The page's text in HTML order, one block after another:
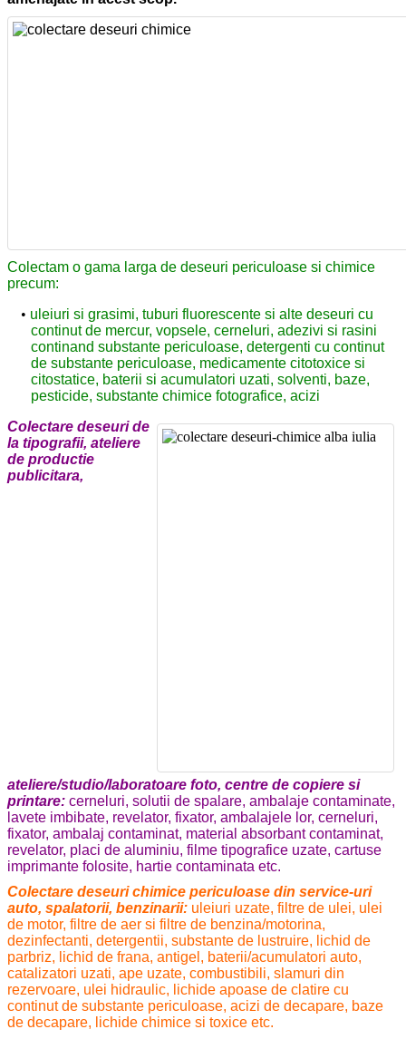
Colectam o gama larga de deseuri periculoase si chimice
precum:
uleiuri si grasimi, tuburi fluorescente si alte deseuri cu
continut de mercur, vopsele, cerneluri, adezivi si rasini
continand substante periculoase, detergenti cu continut
de substante periculoase, medicamente citotoxice si
citostatice, baterii si acumulatori uzati, solventi, baze,
pesticide, substante chimice fotografice, acizi
Colectare deseuri de
la tipografii, ateliere
de productie
publicitara,
ateliere/studio/laboratoare foto, centre de copiere si
printare: cerneluri, solutii de spalare, ambalaje contaminate,
lavete imbibate, revelator, fixator, ambalajele lor, cerneluri,
fixator, ambalaj contaminat, material absorbant contaminat,
revelator, placi de aluminiu, filme tipografice uzate, cartuse
imprimante folosite, hartie contaminata etc.
Colectare deseuri chimice periculoase din service-uri
auto, spalatorii, benzinarii: uleiuri uzate, filtre de ulei, ulei
de motor, filtre de aer si filtre de benzina/motorina,
dezinfectanti, detergentii, substante de lustruire, lichid de
parbriz, lichid de frana, antigel, baterii/acumulatori auto,
catalizatori uzati, ape uzate, combustibili, slamuri din
rezervoare, ulei hidraulic, lichide apoase de clatire cu
continut de substante periculoase, acizi de decapare, baze
de decapare, lichide chimice si toxice etc.